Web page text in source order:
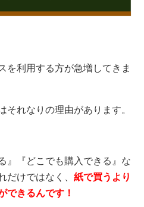
を利用する方が急増してきま
それなりの理由があります。
』『どこでも購入できる』な
だけではなく、 紙で買うより
できるんです！